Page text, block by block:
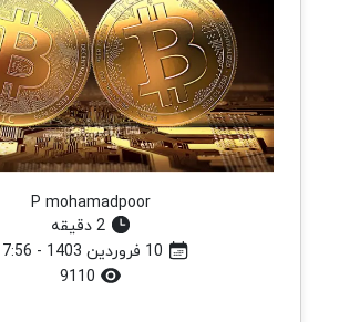
P mohamadpoor
2 دقیقه